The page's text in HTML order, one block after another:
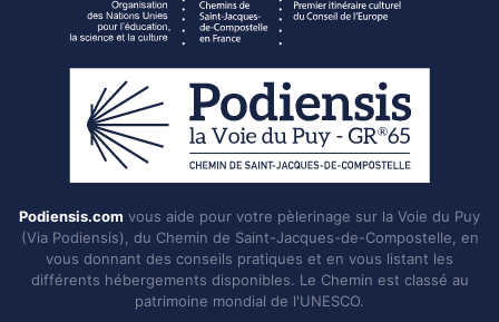
Podiensis.com vous aide pour votre pèlerinage sur la Voie du Puy
(Via Podiensis), du Chemin de Saint-Jacques-de-Compostelle, en
vous donnant des conseils pratiques et en vous listant les
différents hébergements disponibles. Le Chemin est classé au
patrimoine mondial de l'UNESCO.